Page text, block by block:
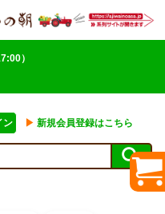
）
ン ▶︎ 新規会員登録はこちら